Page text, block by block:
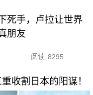
死手，卢拉让世界
朋友
阅读 8295
收割日本的阳谋！